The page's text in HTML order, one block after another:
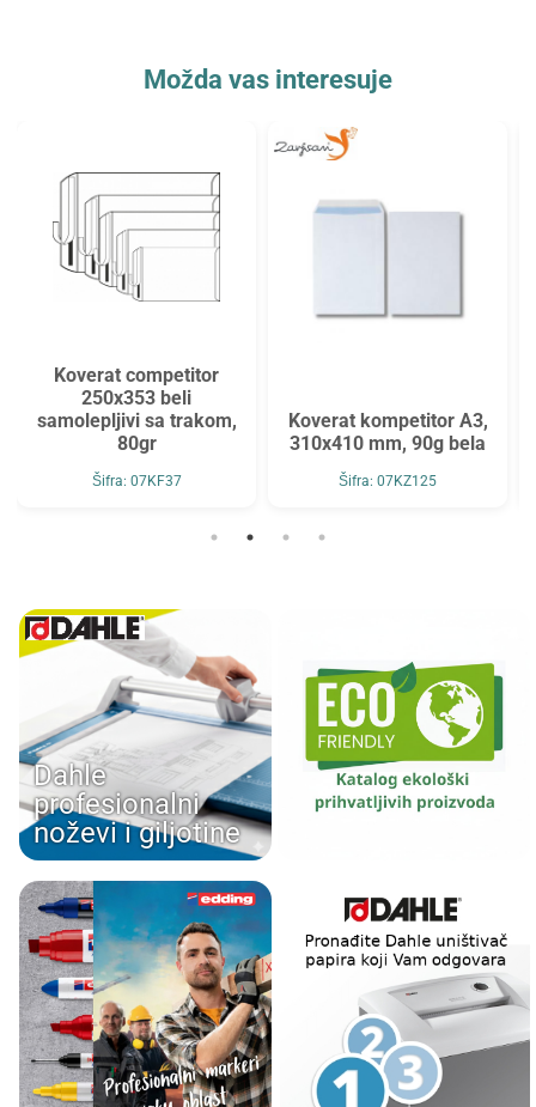
Možda vas interesuje
Koverat competitor
250x353 beli
samolepljivi sa trakom,
80gr
Šifra: 07KF37
Koverat kompetitor A3,
310x410 mm, 90g bela
Šifra: 07KZ125
Dahle
profesionalni
noževi i giljotine